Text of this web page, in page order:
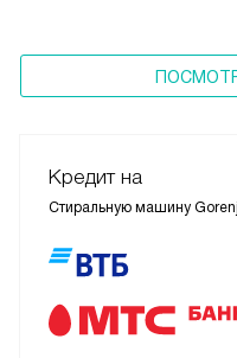
Кредит на
Стиральную машину